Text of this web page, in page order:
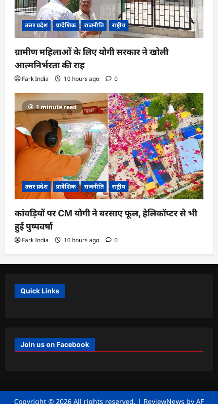
उत्तर प्रदेश प्रादेशिक राजनीति राष्ट्रीय
ग्रामीण महिलाओं के लिए योगी सरकार ने खोली
आत्मनिर्भरता की राह
Fark India 10 hours ago 0
1 minute read
उत्तर प्रदेश प्रादेशिक राजनीति राष्ट्रीय
कांवड़ियों पर CM योगी ने बरसाए फूल, हेलिकॉप्टर से भी
हुई पुष्पवर्षा
Fark India 10 hours ago 0
Quick Links
Join us on Facebook
Copyright © 2026 All rights reserved. | ReviewNews by AF